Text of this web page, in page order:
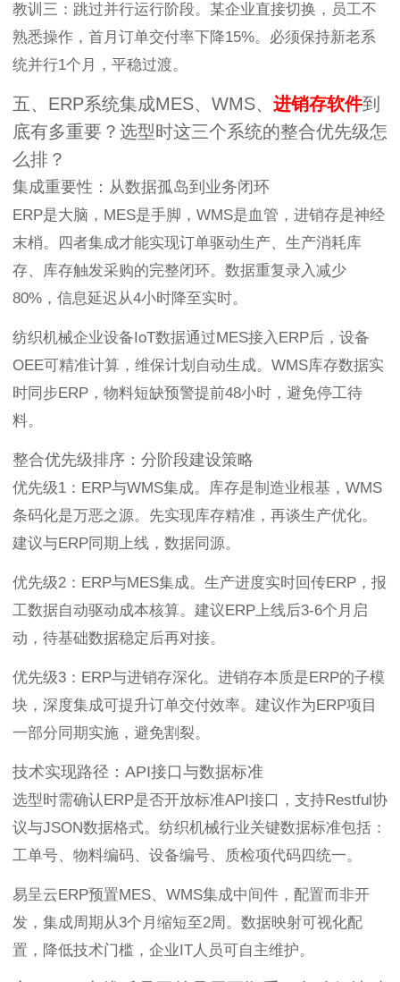
教训三：跳过并行运行阶段。某企业直接切换，员工不
熟悉操作，首月订单交付率下降15%。必须保持新老系
统并行1个月，平稳过渡。
五、ERP系统集成MES、WMS、 进销存软件到
底有多重要？选型时这三个系统的整合优先级怎
么排？
集成重要性：从数据孤岛到业务闭环
ERP是大脑，MES是手脚，WMS是血管，进销存是神经
末梢。四者集成才能实现订单驱动生产、生产消耗库
存、库存触发采购的完整闭环。数据重复录入减少
80%，信息延迟从4小时降至实时。
纺织机械企业设备IoT数据通过MES接入ERP后，设备
OEE可精准计算，维保计划自动生成。WMS库存数据实
时同步ERP，物料短缺预警提前48小时，避免停工待
料。
整合优先级排序：分阶段建设策略
优先级1：ERP与WMS集成。库存是制造业根基，WMS
条码化是万恶之源。先实现库存精准，再谈生产优化。
建议与ERP同期上线，数据同源。
优先级2：ERP与MES集成。生产进度实时回传ERP，报
工数据自动驱动成本核算。建议ERP上线后3-6个月启
动，待基础数据稳定后再对接。
优先级3：ERP与进销存深化。进销存本质是ERP的子模
块，深度集成可提升订单交付效率。建议作为ERP项目
一部分同期实施，避免割裂。
技术实现路径：API接口与数据标准
选型时需确认ERP是否开放标准API接口，支持Restful协
议与JSON数据格式。纺织机械行业关键数据标准包括：
工单号、物料编码、设备编号、质检项代码四统一。
易呈云ERP预置MES、WMS集成中间件，配置而非开
发，集成周期从3个月缩短至2周。数据映射可视化配
置，降低技术门槛，企业IT人员可自主维护。